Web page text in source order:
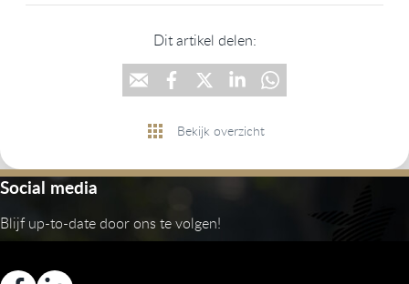
Dit artikel delen:
Bekijk overzicht
Social media
Blijf up-to-date door ons te volgen!